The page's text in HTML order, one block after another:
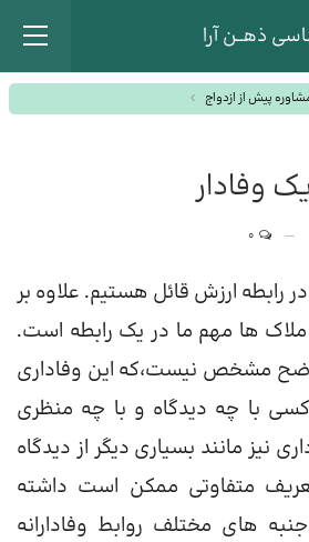
ذهــن آرا
پیش از ازدواج
وفادار
رابطه ارزش قائل هستیم. علاوه بر
ملاک ها مهم ما در یک رابطه است.
مشخص نیست،که این وفاداری
با چه دیدگاه و با چه منظری
نیز مانند بسیاری دیگر از دیدگاه
متفاوتی ممکن است داشته
های مختلف روابط وفادارانه